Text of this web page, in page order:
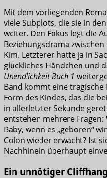
Mit dem vorliegenden
viele Subplots, die sie in
weiter. Den Fokus legt die
Beziehungsdrama
Kim. Letzterer hatte ja in
glückliches Händchen und
Unendlichkeit Buch 1
Band kommt eine
Form des Kindes, das die
in allerletzter Sekunde
entstehen mehrere
Baby, wenn es „geboren“
Colon wieder erwacht? Ist
Nachhinein überhaupt
Ein unnötiger